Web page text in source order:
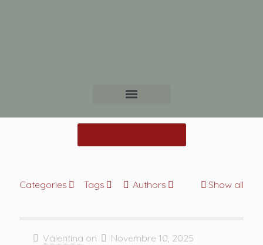
Categories Tags Authors Show all
Valentina on
Novembre 10, 2025